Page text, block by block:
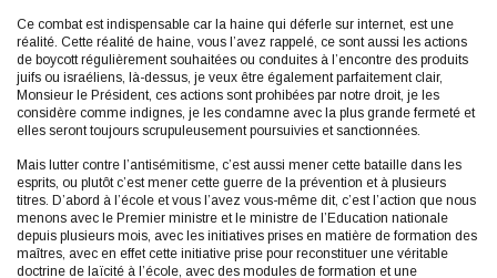
Ce combat est indispensable car la haine qui déferle sur internet, est une
réalité. Cette réalité de haine, vous l’avez rappelé, ce sont aussi les actions
de boycott régulièrement souhaitées ou conduites à l’encontre des produits
juifs ou israéliens, là-dessus, je veux être également parfaitement clair,
Monsieur le Président, ces actions sont prohibées par notre droit, je les
considère comme indignes, je les condamne avec la plus grande fermeté et
elles seront toujours scrupuleusement poursuivies et sanctionnées.
Mais lutter contre l’antisémitisme, c’est aussi mener cette bataille dans les
esprits, ou plutôt c’est mener cette guerre de la prévention et à plusieurs
titres. D’abord à l’école et vous l’avez vous-même dit, c’est l’action que nous
menons avec le Premier ministre et le ministre de l’Education nationale
depuis plusieurs mois, avec les initiatives prises en matière de formation des
maîtres, avec en effet cette initiative prise pour reconstituer une véritable
doctrine de laïcité à l’école, avec des modules de formation et une